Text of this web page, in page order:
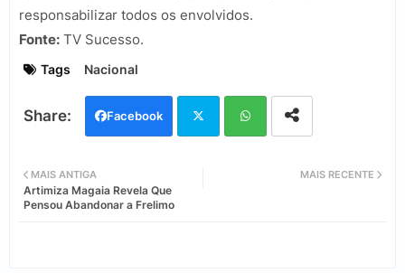
responsabilizar todos os envolvidos.
Fonte: TV Sucesso.
Tags Nacional
Facebook
MAIS RECENTE
MAIS ANTIGA
Artimiza Magaia Revela Que
Pensou Abandonar a Frelimo